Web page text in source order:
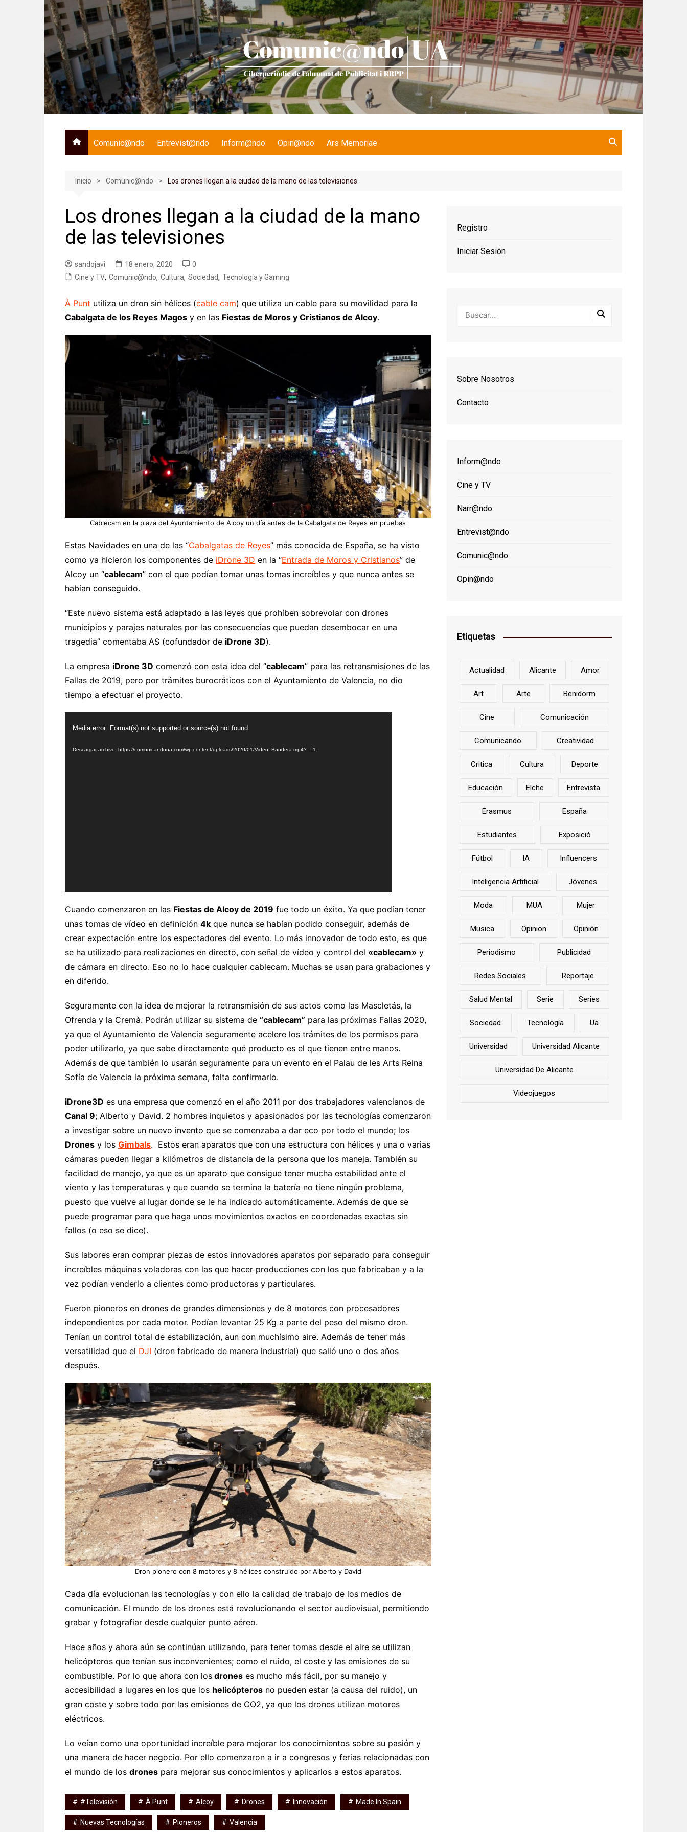
Comunic@ndo Entrevist@ndo Inform@ndo Opin@ndo Ars Memoriae
Inicio Comunic@ndo Los drones llegan a la ciudad de la mano de las televisiones
Los drones llegan a la ciudad de la mano
de las televisiones
sandojavi 18 enero, 2020
0
Cine y TV, Comunic@ndo, Cultura, Sociedad, Tecnología y Gaming
À Punt utiliza un dron sin hélices (cable cam) que utiliza un cable para su movilidad para la
Cabalgata de los Reyes Magos y en las Fiestas de Moros y Cristianos de Alcoy.
Cablecam en la plaza del Ayuntamiento de Alcoy un día antes de la Cabalgata de Reyes en pruebas
Estas Navidades en una de las “Cabalgatas de Reyes” más conocida de España, se ha visto
como ya hicieron los componentes de iDrone 3D en la “Entrada de Moros y Cristianos” de
Alcoy un “cablecam” con el que podían tomar unas tomas increíbles y que nunca antes se
habían conseguido.
“Este nuevo sistema está adaptado a las leyes que prohíben sobrevolar con drones
municipios y parajes naturales por las consecuencias que puedan desembocar en una
tragedia” comentaba AS (cofundador de iDrone 3D).
La empresa iDrone 3D comenzó con esta idea del “cablecam” para las retransmisiones de las
Fallas de 2019, pero por trámites burocráticos con el Ayuntamiento de Valencia, no dio
tiempo a efectuar el proyecto.
deMedia error: Format(s) not supported or source(s) not found
Descargar archivo: https://comunicandoua.com/wp-content/uploads/2020/01/Video_Bandera.mp4?_=1
Cuando comenzaron en las Fiestas de Alcoy de 2019 fue todo un éxito. Ya que podían tener
unas tomas de vídeo en definición 4k que nunca se habían podido conseguir, además de
crear expectación entre los espectadores del evento. Lo más innovador de todo esto, es que
se ha utilizado para realizaciones en directo, con señal de vídeo y control del «cablecam» y
de cámara en directo. Eso no lo hace cualquier cablecam. Muchas se usan para grabaciones y
en diferido.
Seguramente con la idea de mejorar la retransmisión de sus actos como las Mascletás, la
Ofrenda y la Cremà. Podrán utilizar su sistema de “cablecam” para las próximas Fallas 2020,
ya que el Ayuntamiento de Valencia seguramente acelere los trámites de los permisos para
poder utilizarlo, ya que sabe directamente qué producto es el que tienen entre manos.
Además de que también lo usarán seguramente para un evento en el Palau de les Arts Reina
Sofía de Valencia la próxima semana, falta confirmarlo.
iDrone3D es una empresa que comenzó en el año 2011 por dos trabajadores valencianos de
Canal 9; Alberto y David. 2 hombres inquietos y apasionados por las tecnologías comenzaron
a investigar sobre un nuevo invento que se comenzaba a dar eco por todo el mundo; los
Drones y los Gimbals. Estos eran aparatos que con una estructura con hélices y una o varias
cámaras pueden llegar a kilómetros de distancia de la persona que los maneja. También su
facilidad de manejo, ya que es un aparato que consigue tener mucha estabilidad ante el
viento y las temperaturas y que cuando se termina la batería no tiene ningún problema,
puesto que vuelve al lugar donde se le ha indicado automáticamente. Además de que se
puede programar para que haga unos movimientos exactos en coordenadas exactas sin
fallos (o eso se dice).
Sus labores eran comprar piezas de estos innovadores aparatos por separado para conseguir
increíbles máquinas voladoras con las que hacer producciones con los que fabricaban y a la
vez podían venderlo a clientes como productoras y particulares.
Fueron pioneros en drones de grandes dimensiones y de 8 motores con procesadores
independientes por cada motor. Podían levantar 25 Kg a parte del peso del mismo dron.
Tenían un control total de estabilización, aun con muchísimo aire. Además de tener más
versatilidad que el DJI (dron fabricado de manera industrial) que salió uno o dos años
después.
Dron pionero con 8 motores y 8 hélices construido por Alberto y David
Cada día evolucionan las tecnologías y con ello la calidad de trabajo de los medios de
comunicación. El mundo de los drones está revolucionando el sector audiovisual, permitiendo
grabar y fotografiar desde cualquier punto aéreo.
Hace años y ahora aún se continúan utilizando, para tener tomas desde el aire se utilizan
helicópteros que tenían sus inconvenientes; como el ruido, el coste y las emisiones de su
combustible. Por lo que ahora con los drones es mucho más fácil, por su manejo y
accesibilidad a lugares en los que los helicópteros no pueden estar (a causa del ruido), un
gran coste y sobre todo por las emisiones de CO2, ya que los drones utilizan motores
eléctricos.
Lo veían como una oportunidad increíble para mejorar los conocimientos sobre su pasión y
una manera de hacer negocio. Por ello comenzaron a ir a congresos y ferias relacionadas con
el mundo de los drones para mejorar sus conocimientos y aplicarlos a estos aparatos.
#Televisión À Punt Alcoy Drones Innovación Made In Spain
Nuevas Tecnologías Pioneros Valencia
Registro
Iniciar Sesión
Sobre Nosotros
Contacto
Inform@ndo
Cine y TV
Narr@ndo
Entrevist@ndo
Comunic@ndo
Opin@ndo
Etiquetas
Actualidad Alicante Amor
Art Arte Benidorm
Cine Comunicación
Comunicando Creatividad
Critica Cultura Deporte
Educación Elche Entrevista
Erasmus España
Estudiantes Exposició
Fútbol IA Influencers
Inteligencia Artificial Jóvenes
Moda MUA Mujer
Musica Opinion Opinión
Periodismo Publicidad
Redes Sociales Reportaje
Salud Mental Serie Series
Sociedad Tecnología Ua
Universidad Universidad Alicante
Universidad De Alicante
Videojuegos